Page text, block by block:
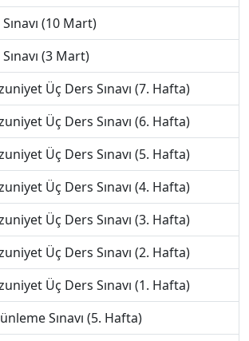
(10 Mart)
(3 Mart)
Üç Ders Sınavı (7. Hafta)
Üç Ders Sınavı (6. Hafta)
Üç Ders Sınavı (5. Hafta)
Üç Ders Sınavı (4. Hafta)
Üç Ders Sınavı (3. Hafta)
Üç Ders Sınavı (2. Hafta)
Üç Ders Sınavı (1. Hafta)
Sınavı (5. Hafta)